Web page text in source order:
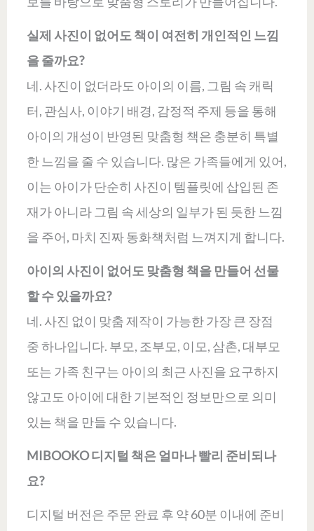
실제 사진이 없어도 책이 여전히 개인적인 느낌
을 줄까요?
네. 사진이 없더라도 아이의 이름, 그림 속 캐릭
터, 관심사, 이야기 배경, 감정적 주제 등을 통해
아이의 개성이 반영된 맞춤형 책은 충분히 특별
한 느낌을 줄 수 있습니다. 많은 가족들에게 있어,
이는 아이가 단순히 사진이 템플릿에 삽입된 존
재가 아니라 그림 속 세상의 일부가 된 듯한 느낌
을 주어, 마치 진짜 동화책처럼 느껴지게 합니다.
아이의 사진이 없어도 맞춤형 책을 만들어 선물
할 수 있을까요?
네. 사진 없이 맞춤 제작이 가능한 가장 큰 장점
중 하나입니다. 부모, 조부모, 이모, 삼촌, 대부모
또는 가족 친구는 아이의 최근 사진을 요구하지
않고도 아이에 대한 기본적인 정보만으로 의미
있는 책을 만들 수 있습니다.
MIBOOKO 디지털 책은 얼마나 빨리 준비되나
요?
디지털 버전은 주문 완료 후 약 60분 이내에 준비